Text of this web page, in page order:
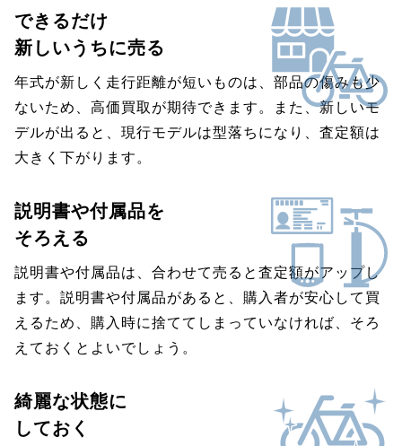
できるだけ
新しいうちに売る
年式が新しく走行距離が短いものは、部品の傷みも少
ないため、高価買取が期待できます。また、新しいモ
デルが出ると、現行モデルは型落ちになり、査定額は
大きく下がります。
説明書や付属品を
そろえる
説明書や付属品は、合わせて売ると査定額がアップし
ます。説明書や付属品があると、購入者が安心して買
えるため、購入時に捨ててしまっていなければ、そろ
えておくとよいでしょう。
綺麗な状態に
しておく